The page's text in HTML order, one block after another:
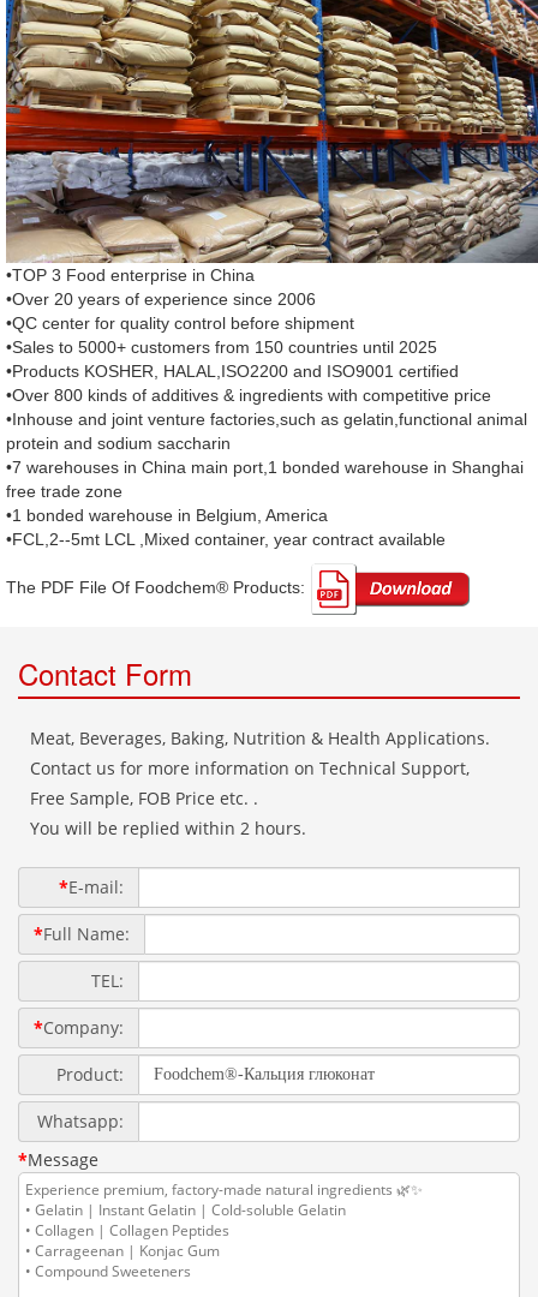
•TOP 3 Food enterprise in China
•Over 20 years of experience since 2006
•QC center for quality control before shipment
•Sales to 5000+ customers from 150 countries until 2025
•Products KOSHER, HALAL,ISO2200 and ISO9001 certified
•Over 800 kinds of additives & ingredients with competitive price
•Inhouse and joint venture factories,such as gelatin,functional animal
protein and sodium saccharin
•7 warehouses in China main port,1 bonded warehouse in Shanghai
free trade zone
•1 bonded warehouse in Belgium, America
•FCL,2--5mt LCL ,Mixed container, year contract available
The PDF File Of Foodchem® Products: